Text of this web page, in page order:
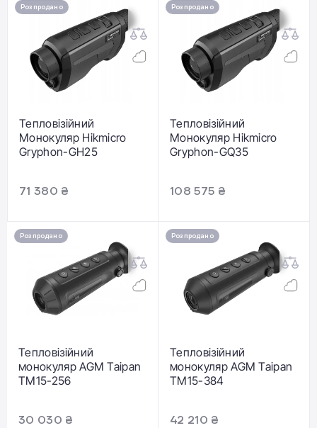
Розпродано
Тепловізійний
Монокуляр Hikmicro
Gryphon-GH25
71 380 ₴
Розпродано
Тепловізійний
Монокуляр Hikmicro
Gryphon-GQ35
108 575 ₴
Розпродано
Тепловізійний
монокуляр AGM Taipan
TM15-256
30 030 ₴
Розпродано
Тепловізійний
монокуляр AGM Taipan
TM15-384
42 210 ₴